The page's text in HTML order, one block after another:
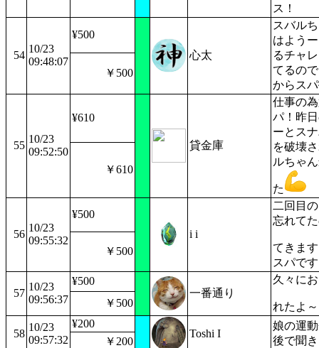
ス！
54
10/23
09:48:07
¥500
心太
スバル
はよう
るチャ
てるの
からス
￥500
55
10/23
09:52:50
¥610
貸金庫
仕事の
パ！昨
ーとス
を破壊
ルちゃ
た
￥610
56
10/23
09:55:32
¥500
i i
二回目
忘れて
てきます
スパで
￥500
57
10/23
09:56:37
¥500
一番通り
久々に
れたよ～
￥500
58
10/23
09:57:32
¥200
Toshi I
娘の運
後で聞
￥200